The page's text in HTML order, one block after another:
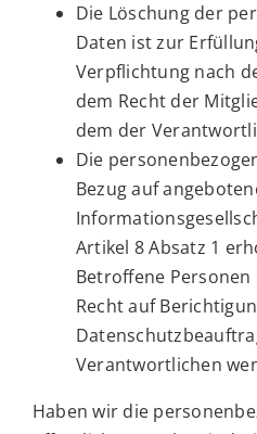
Die Löschung der
Daten ist zur
Verpflichtung nach
dem Recht der
dem der
Die
Bezug auf
Artikel 8 Absatz 1
Betroffene
Recht auf
Verantwortlichen
Haben wir die